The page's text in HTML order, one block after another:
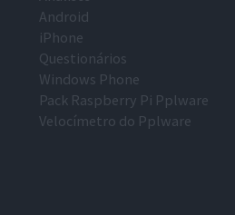
Android
iPhone
Questionários
Windows Phone
Pack Raspberry Pi Pplware
Velocímetro do Pplware